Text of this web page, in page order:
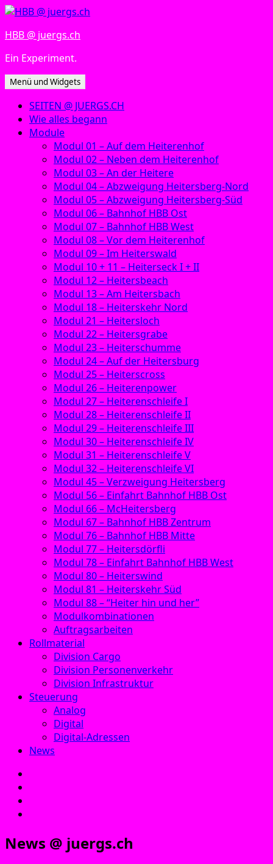
Zum
springen
HBB @ juergs.ch
Ein Experiment.
Menü und Widgets
SEITEN @ JUERGS.CH
Wie alles begann
Module
Modul 01 – Auf dem Heiterenhof
Modul 02 – Neben dem Heiterenhof
Modul 03 – An der Heitere
Modul 04 – Abzweigung Heitersberg-Nord
Modul 05 – Abzweigung Heitersberg-Süd
Modul 06 – Bahnhof HBB Ost
Modul 07 – Bahnhof HBB West
Modul 08 – Vor dem Heiterenhof
Modul 09 – Im Heiterswald
Modul 10 + 11 – Heiterseck I + II
Modul 12 – Heitersbeach
Modul 13 – Am Heitersbach
Modul 18 – Heiterskehr Nord
Modul 21 – Heitersloch
Modul 22 – Heitersgrabe
Modul 23 – Heiterschumme
Modul 24 – Auf der Heitersburg
Modul 25 – Heiterscross
Modul 26 – Heiterenpower
Modul 27 – Heiterenschleife I
Modul 28 – Heiterenschleife II
Modul 29 – Heiterenschleife III
Modul 30 – Heiterenschleife IV
Modul 31 – Heiterenschleife V
Modul 32 – Heiterenschleife VI
Modul 45 – Verzweigung Heitersberg
Modul 56 – Einfahrt Bahnhof HBB Ost
Modul 66 – McHeitersberg
Modul 67 – Bahnhof HBB Zentrum
Modul 76 – Bahnhof HBB Mitte
Modul 77 – Heitersdörfli
Modul 78 – Einfahrt Bahnhof HBB West
Modul 80 – Heiterswind
Modul 81 – Heiterskehr Süd
Modul 88 – “Heiter hin und her”
Modulkombinationen
Auftragsarbeiten
Rollmaterial
Division Cargo
Division Personenverkehr
Division Infrastruktur
Steuerung
Analog
Digital
Digital-Adressen
News
News @ juergs.ch